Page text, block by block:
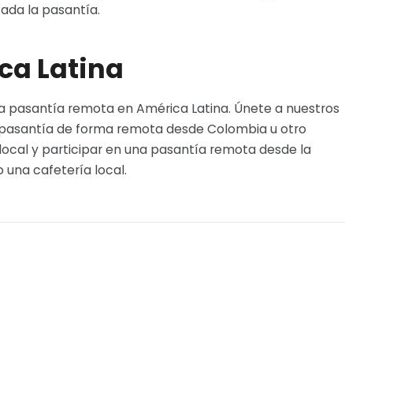
la pasantía.
Latina
pasantía remota en América Latina. Únete a nuestros
de forma remota desde Colombia u otro
y participar en una pasantía remota desde la
una cafetería local.